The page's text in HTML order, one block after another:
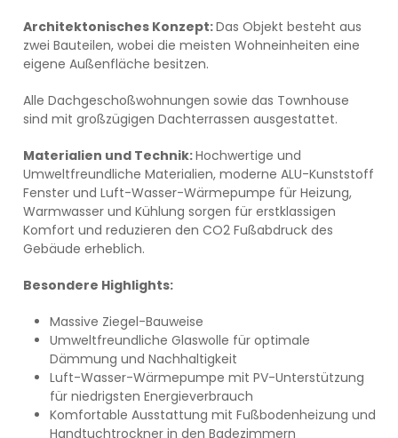
Architektonisches Konzept:Das Objekt besteht aus
zwei Bauteilen, wobei die meisten Wohneinheiten eine
eigene Außenfläche besitzen.
Alle Dachgeschoßwohnungen sowie das Townhouse
sind mit großzügigen Dachterrassen ausgestattet.
Materialien und Technik:Hochwertige und
Umweltfreundliche Materialien, moderne ALU-Kunststoff
Fenster und Luft-Wasser-Wärmepumpe für Heizung,
Warmwasser und Kühlung sorgen für erstklassigen
Komfort und reduzieren den CO2 Fußabdruck des
Gebäude erheblich.
Besondere Highlights:
Massive Ziegel-Bauweise
Umweltfreundliche Glaswolle für optimale
Dämmung und Nachhaltigkeit
Luft-Wasser-Wärmepumpe mit PV-Unterstützung
für niedrigsten Energieverbrauch
Komfortable Ausstattung mit Fußbodenheizung und
Handtuchtrockner in den Badezimmern